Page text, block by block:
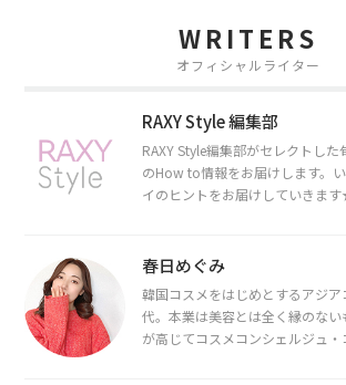
WRITERS
オフィシャルライター
RAXY Style 編集部
RAXY Style編集部がセレクトし
のHow to情報をお届けします。
イのヒントをお届けしていきま
春日めぐみ
韓国コスメをはじめとするアジ
代。本業は美容とは全く縁のな
が高じてコスメコンシェルジュ